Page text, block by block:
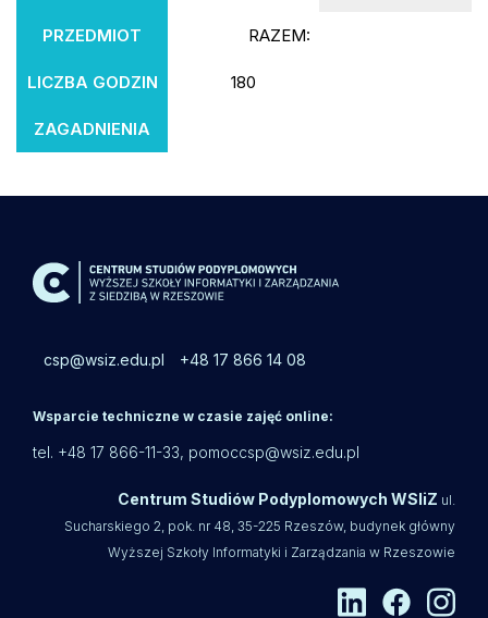
PRZEDMIOT RAZEM:
LICZBA GODZIN 180
ZAGADNIENIA
csp@wsiz.edu.pl +48 17 866 14 08
Wsparcie techniczne w czasie zajęć online:
tel. +48 17 866-11-33, pomoccsp@wsiz.edu.pl
Centrum Studiów Podyplomowych WSIiZ ul.
Sucharskiego 2, pok. nr 48, 35-225 Rzeszów, budynek główny
Wyższej Szkoły Informatyki i Zarządzania w Rzeszowie